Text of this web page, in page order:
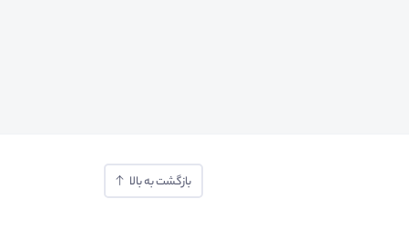
بازگشت به بالا